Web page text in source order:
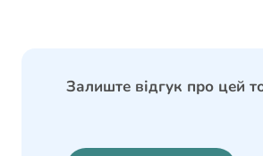
Залиште відгук про цей